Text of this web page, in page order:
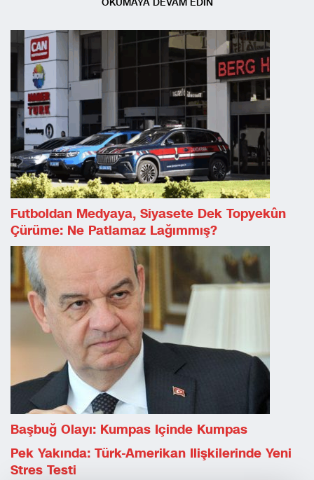
Futboldan Medyaya, Siyasete Dek Topyekûn
Çürüme: Ne Patlamaz Lağımmış?
Başbuğ Olayı: Kumpas Içinde Kumpas
Pek Yakında: Türk-Amerikan Ilişkilerinde Yeni
Stres Testi